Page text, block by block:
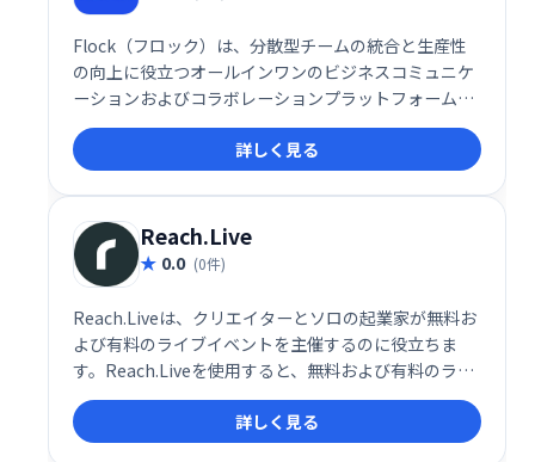
Flock（フロック）は、分散型チームの統合と生産性
の向上に役立つオールインワンのビジネスコミュニケ
ーションおよびコラボレーションプラットフォームで
す。
詳しく見る
Reach.Live
0.0 (0件)
Reach.Liveは、クリエイターとソロの起業家が無料お
よび有料のライブイベントを主催するのに役立ちま
す。Reach.Liveを使用すると、無料および有料のライ
ブイベントを開催して、コミュニティをまとめること
ができます。
詳しく見る